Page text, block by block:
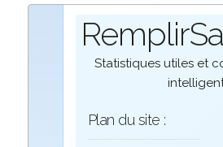
Statistiques utiles et
Plan du site :